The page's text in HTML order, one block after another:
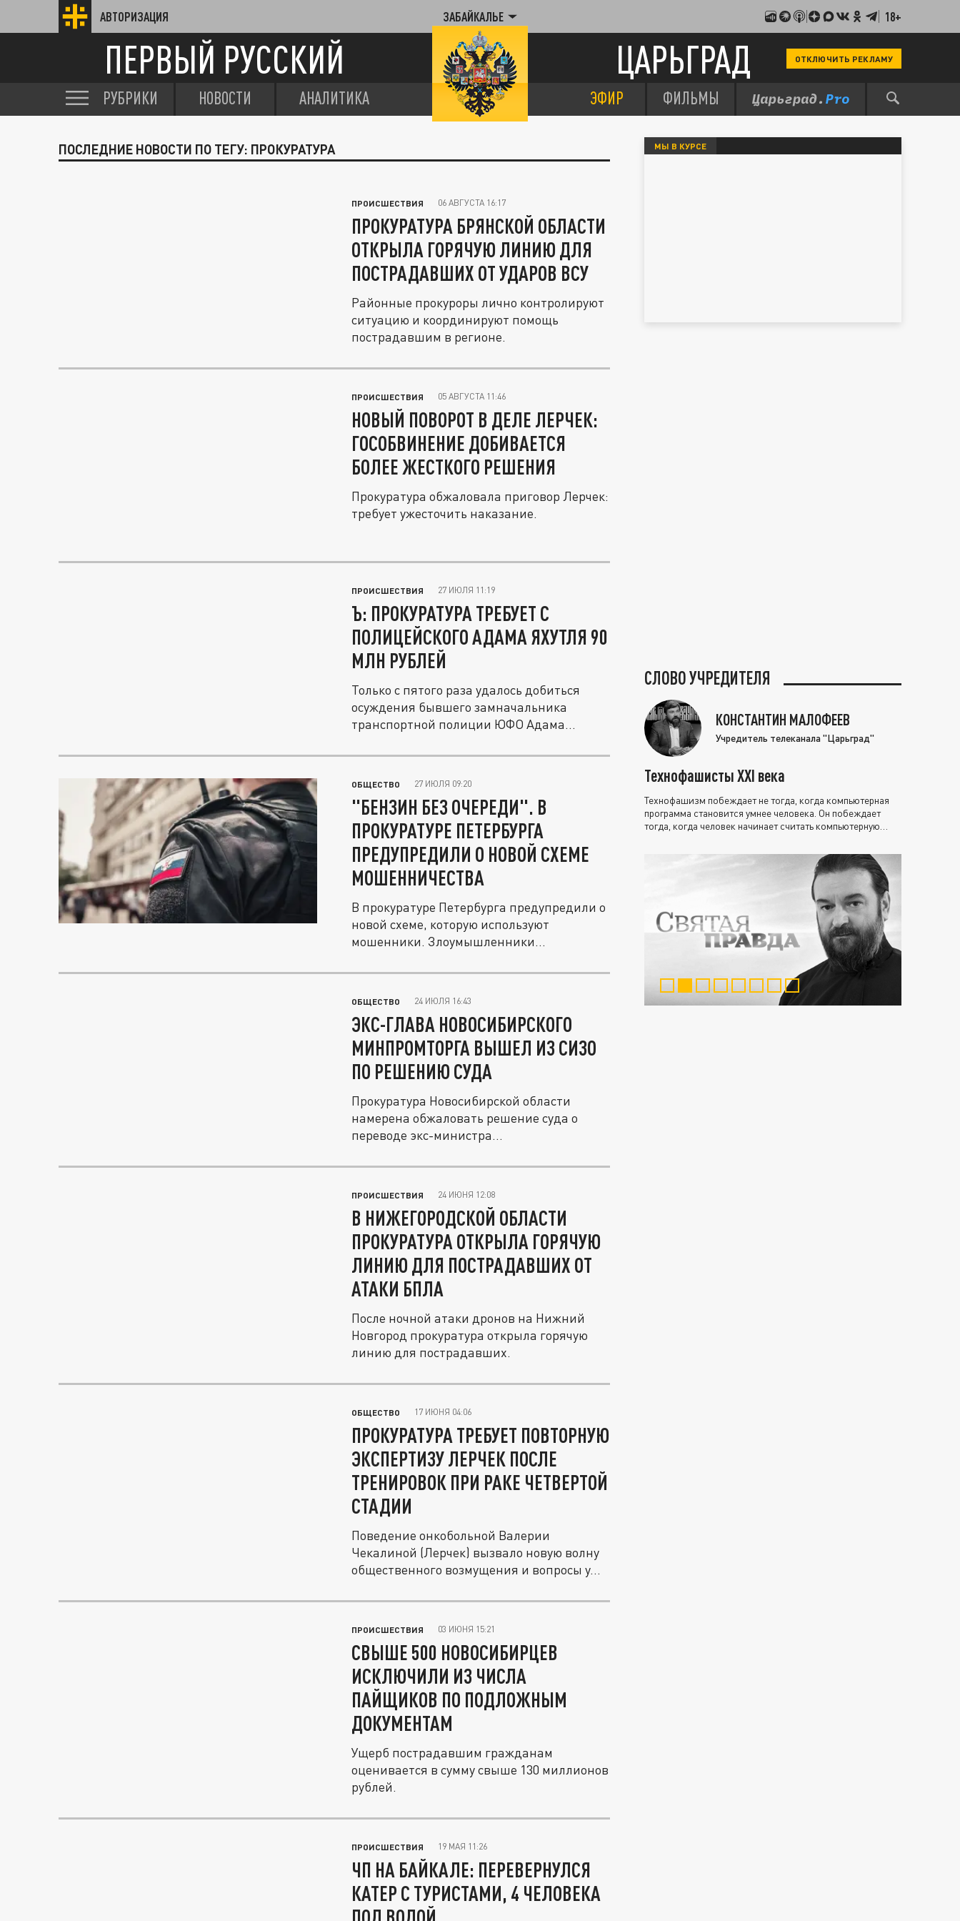
АВТОРИЗАЦИЯ ЗАБАЙКАЛЬЕ 18+
ПЕРВЫЙ РУССКИЙ ЦАРЬГРАД ОТКЛЮЧИТЬ РЕКЛАМУ
РУБРИКИ НОВОСТИ АНАЛИТИКА ЭФИР ФИЛЬМЫ
ПОСЛЕДНИЕ НОВОСТИ ПО ТЕГУ: ПРОКУРАТУРА
ПРОИСШЕСТВИЯ 06 АВГУСТА 16:17
ПРОКУРАТУРА БРЯНСКОЙ ОБЛАСТИ
ОТКРЫЛА ГОРЯЧУЮ ЛИНИЮ ДЛЯ
ПОСТРАДАВШИХ ОТ УДАРОВ ВСУ
Районные прокуроры лично контролируют
ситуацию и координируют помощь
пострадавшим в регионе.
ПРОИСШЕСТВИЯ 05 АВГУСТА 11:46
НОВЫЙ ПОВОРОТ В ДЕЛЕ ЛЕРЧЕК:
ГОСОБВИНЕНИЕ ДОБИВАЕТСЯ
БОЛЕЕ ЖЕСТКОГО РЕШЕНИЯ
Прокуратура обжаловала приговор Лерчек:
требует ужесточить наказание.
ПРОИСШЕСТВИЯ 27 ИЮЛЯ 11:19
Ъ: ПРОКУРАТУРА ТРЕБУЕТ С
ПОЛИЦЕЙСКОГО АДАМА ЯХУТЛЯ 90
МЛН РУБЛЕЙ
Только с пятого раза удалось добиться
осуждения бывшего замначальника
транспортной полиции ЮФО Адама
ОБЩЕСТВО 27 ИЮЛЯ 09:20
"БЕНЗИН БЕЗ ОЧЕРЕДИ". В
ПРОКУРАТУРЕ ПЕТЕРБУРГА
ПРЕДУПРЕДИЛИ О НОВОЙ СХЕМЕ
МОШЕННИЧЕСТВА
В прокуратуре Петербурга предупредили о
новой схеме, которую используют
мошенники. Злоумышленники
ОБЩЕСТВО 24 ИЮЛЯ 16:43
ЭКС-ГЛАВА НОВОСИБИРСКОГО
МИНПРОМТОРГА ВЫШЕЛ ИЗ СИЗО
ПО РЕШЕНИЮ СУДА
Прокуратура Новосибирской области
намерена обжаловать решение суда о
переводе экс-министра
ПРОИСШЕСТВИЯ 24 ИЮНЯ 12:08
В НИЖЕГОРОДСКОЙ ОБЛАСТИ
ПРОКУРАТУРА ОТКРЫЛА ГОРЯЧУЮ
ЛИНИЮ ДЛЯ ПОСТРАДАВШИХ ОТ
АТАКИ БПЛА
После ночной атаки дронов на Нижний
Новгород прокуратура открыла горячую
линию для пострадавших.
ОБЩЕСТВО 17 ИЮНЯ 04:06
ПРОКУРАТУРА ТРЕБУЕТ ПОВТОРНУЮ
ЭКСПЕРТИЗУ ЛЕРЧЕК ПОСЛЕ
ТРЕНИРОВОК ПРИ РАКЕ ЧЕТВЕРТОЙ
СТАДИИ
Поведение онкобольной Валерии
Чекалиной (Лерчек) вызвало новую волну
общественного возмущения и вопросы у...
ПРОИСШЕСТВИЯ 03 ИЮНЯ 15:21
СВЫШЕ 500 НОВОСИБИРЦЕВ
ИСКЛЮЧИЛИ ИЗ ЧИСЛА
ПАЙЩИКОВ ПО ПОДЛОЖНЫМ
ДОКУМЕНТАМ
Ущерб пострадавшим гражданам
оценивается в сумму свыше 130 миллионов
рублей.
ПРОИСШЕСТВИЯ 19 МАЯ 11:26
ЧП НА БАЙКАЛЕ: ПЕРЕВЕРНУЛСЯ
КАТЕР С ТУРИСТАМИ, 4 ЧЕЛОВЕКА
МЫ В КУРСЕ
СЛОВО УЧРЕДИТЕЛЯ
КОНСТАНТИН МАЛОФЕЕВ
Учредитель телеканала "Царьград"
Технофашисты XXI века
Технофашизм побеждает не тогда, когда компьютерная
программа становится умнее человека. Он побеждает
тогда, когда человек начинает считать компьютерную